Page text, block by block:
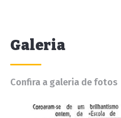
Galeria
Confira a galeria de fotos